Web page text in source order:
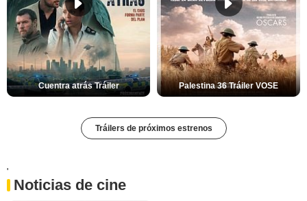
Cuentra atrás Tráiler Palestina 36 Tráiler VOSE
Tráilers de próximos estrenos
'
Noticias de cine